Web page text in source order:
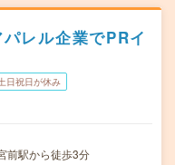
レル企業でPRイ
日祝日が休み
前駅から徒歩3分